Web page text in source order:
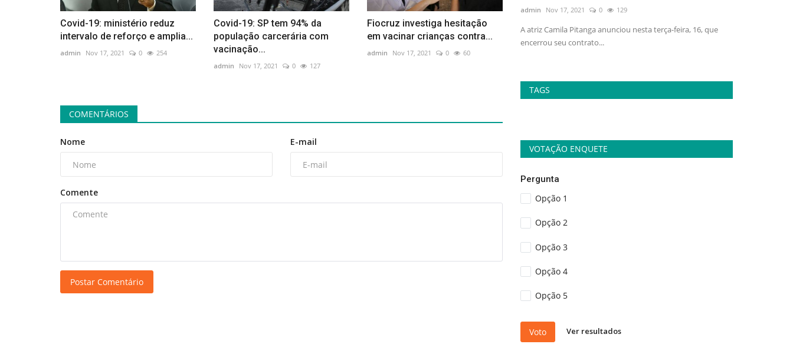
Covid-19: ministério reduz
intervalo de reforço e amplia...
admin Nov 17, 2021 0 254
Covid-19: SP tem 94% da
população carcerária com
vacinação...
admin Nov 17, 2021 0 127
Fiocruz investiga hesitação
em vacinar crianças contra...
admin Nov 17, 2021 0 60
COMENTÁRIOS
Nome E-mail
Comente
Postar Comentário
admin Nov 17, 2021 0 134
Em um dia de tensões no mercado doméstico e externo, o
dólar subiu e voltou a superar...
O presidente Jair Bolsonaro embarcou hoje (12) em uma
viagem por três países do...
admin Nov 17, 2021 0 129
A atriz Camila Pitanga anunciou nesta terça-feira, 16, que
encerrou seu contrato...
TAGS
VOTAÇÃO ENQUETE
Pergunta
Opção 1
Opção 2
Opção 3
Opção 4
Opção 5
Voto Ver resultados